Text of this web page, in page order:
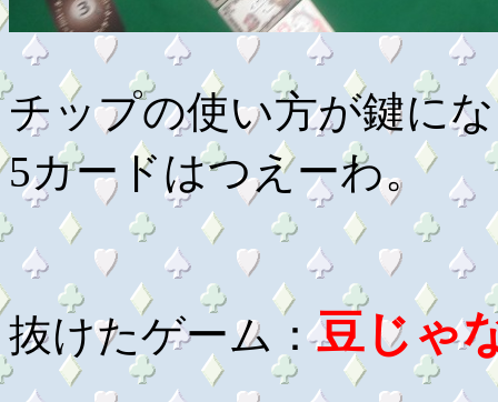
チップの使い方が鍵に
5カードはつえーわ。
抜けたゲーム：豆じゃ